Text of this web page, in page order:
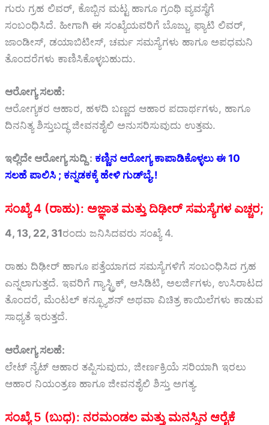
ಗುರು ಗ್ರಹ ಲಿವರ್, ಕೊಬ್ಬಿನ ಮಟ್ಟ ಹಾಗೂ ಗ್ರಂಥಿ ವ್ಯವಸ್ಥೆಗೆ
ಸಂಬಂಧಿಸಿದೆ. ಹೀಗಾಗಿ ಈ ಸಂಖ್ಯೆಯವರಿಗೆ ಬೊಜ್ಜು, ಫ್ಯಾಟಿ ಲಿವರ್,
ಜಾಂಡೀಸ್, ಡಯಾಬಿಟೀಸ್, ಚರ್ಮ ಸಮಸ್ಯೆಗಳು ಹಾಗೂ ಅಪಧಮನಿ
ತೊಂದರೆಗಳು ಕಾಣಿಸಿಕೊಳ್ಳಬಹುದು.
ಆರೋಗ್ಯ ಸಲಹೆ:
ಆರೋಗ್ಯಕರ ಆಹಾರ, ಹಳದಿ ಬಣ್ಣದ ಆಹಾರ ಪದಾರ್ಥಗಳು, ಹಾಗೂ
ದಿನನಿತ್ಯ ಶಿಸ್ತುಬದ್ಧ ಜೀವನಶೈಲಿ ಅನುಸರಿಸುವುದು ಉತ್ತಮ.
ಇಲ್ಲಿದೇ ಆರೋಗ್ಯ ಸುದ್ದಿ : ಕಣ್ಣಿನ ಆರೋಗ್ಯ ಕಾಪಾಡಿಕೊಳ್ಳಲು ಈ 10
ಸಲಹೆ ಪಾಲಿಸಿ ; ಕನ್ನಡಕಕ್ಕೆ ಹೇಳಿ ಗುಡ್‌ಬೈ.!
ಸಂಖ್ಯೆ 4 (ರಾಹು): ಅಜ್ಞಾತ ಮತ್ತು ದಿಢೀರ್ ಸಮಸ್ಯೆಗಳ ಎಚ್ಚರ;
4, 13, 22, 31ರಂದು ಜನಿಸಿದವರು ಸಂಖ್ಯೆ 4.
ರಾಹು ದಿಢೀರ್ ಹಾಗೂ ಪತ್ತೆಯಾಗದ ಸಮಸ್ಯೆಗಳಿಗೆ ಸಂಬಂಧಿಸಿದ ಗ್ರಹ
ಎನ್ನಲಾಗುತ್ತದೆ. ಇವರಿಗೆ ಗ್ಯಾಸ್ಟ್ರಿಕ್, ಆಸಿಡಿಟಿ, ಅಲರ್ಜಿಗಳು, ಉಸಿರಾಟದ
ತೊಂದರೆ, ಮೆಂಟಲ್ ಕನ್ಫ್ಯೂಶನ್ ಅಥವಾ ವಿಚಿತ್ರ ಕಾಯಿಲೆಗಳು ಕಾಡುವ
ಸಾಧ್ಯತೆ ಇರುತ್ತದೆ.
ಆರೋಗ್ಯ ಸಲಹೆ:
ಲೇಟ್ ನೈಟ್ ಆಹಾರ ತಪ್ಪಿಸುವುದು, ಜೀರ್ಣಕ್ರಿಯೆ ಸರಿಯಾಗಿ ಇರಲು
ಆಹಾರ ನಿಯಂತ್ರಣ ಹಾಗೂ ಜೀವನಶೈಲಿ ಶಿಸ್ತು ಅಗತ್ಯ.
ಸಂಖ್ಯೆ 5 (ಬುಧ): ನರಮಂಡಲ ಮತ್ತು ಮನಸ್ಸಿನ ಆರೈಕೆ